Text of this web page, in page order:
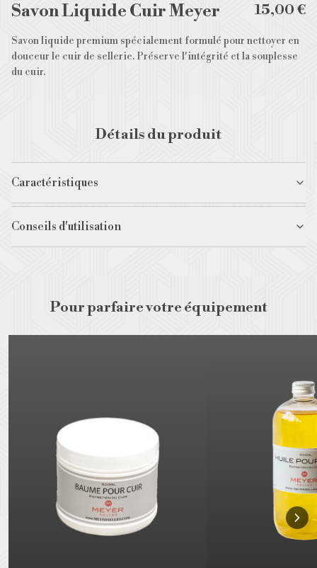
Savon Liquide Cuir Meyer 15,00 €
Savon liquide premium spécialement formulé pour nettoyer en
douceur le cuir de sellerie. Préserve l'intégrité et la souplesse
du cuir.
Détails du produit
Caractéristiques
Conseils d'utilisation
Pour parfaire votre équipement